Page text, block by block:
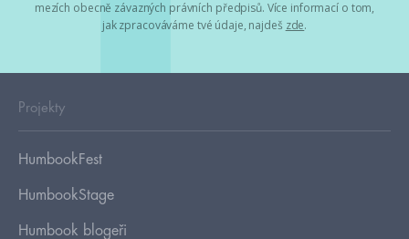
mezích obecně závazných právních předpisů. Více informací o tom,
jak zpracováváme tvé údaje, najdeš zde.
Projekty
HumbookFest
HumbookStage
Humbook blogeři